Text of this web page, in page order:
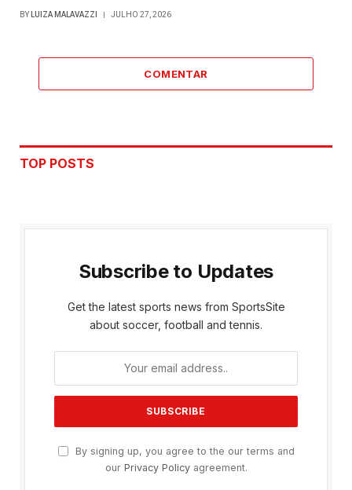
BY LUIZA MALAVAZZI JULHO 27, 2026
COMENTAR
TOP POSTS
Subscribe to Updates
Get the latest sports news from SportsSite
about soccer, football and tennis.
By signing up, you agree to the our terms and
our Privacy Policyagreement.